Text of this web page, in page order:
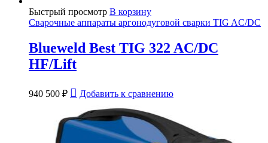
Быстрый просмотр В корзину
Сварочные аппараты аргонодуговой сварки TIG AC/DC
Blueweld Best TIG 322 AC/DC
HF/Lift
940 500 ₽ Добавить к сравнению